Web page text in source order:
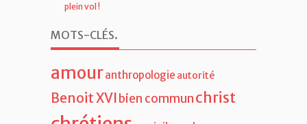
plein vol !
MOTS-CLÉS.
amouranthropologie autorité
Benoit XVIbien communchrist